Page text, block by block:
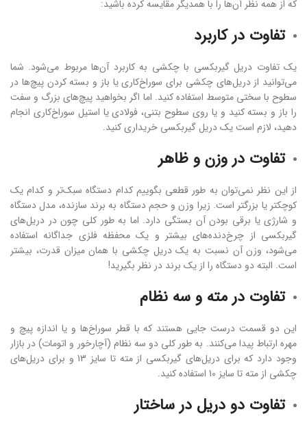
که از همه نظر آن‌ها را با همدیگر مقایسه کرده باشید:
تفاوت در کاربرد
یک تفاوت دریل گیربکسی با چکشی به کاربرد آن‌ها مربوط می‌شود. شما
می‌توانید از دریل‌های چکشی برای سوراخ‌کاری یا باز و بسته کردن پیچ‌ها در
سطوح با سختی متوسط استفاده کنید. اما اگر بخواهید پیچ‌های بزرگ و سفت
را باز و بسته کنید و یا روی سطوح بتنی، فولادی یا استیل سوراخ‌کاری انجام
دهید، لازم است یک دریل گیربکسی خریداری کنید.
تفاوت در وزن و ظاهر
از این نظر نمی‌توان به طور قطعی بگوییم کدام دستگاه سبک‌تر و کدام یک
کوچکتر یا بزرگتر است. زیرا وزن و حجم دستگاه به برند سازنده، مدل دستگاه
و شارژی یا برقی بودن آن بستگی دارد. اما به طور کلی چون در دریل‌های
گیربکسی از چرخ‌دنده‌های بیشتر و یک محفظه فلزی جداگانه استفاده
می‌شود، وزن آن نسبت به یک دریل چکشی با همان میزان قدرت، بیشتر
است. البته دو دستگاه را از یک برند در نظر بگیرید!
تفاوت در مته و سه نظام
این دو قسمت درست جایی هستند که با قطر سوراخ‌ها و یا اندازه پیچ و
مهره ارتباط پیدا می‌کنند. به طور کلی دو سه نظام (آچارخور و اتومات) در بازار
وجود دارد که برای دریل‌های گیربکسی از مته تا سایز 13 و برای دریل‌های
چکشی از مته تا سایز 10 استفاده کنید.
تفاوت دو دریل در ساختار